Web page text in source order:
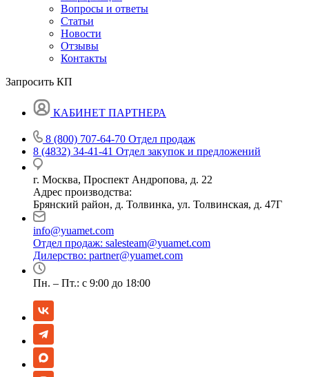
Вопросы и ответы
Статьи
Новости
Отзывы
Контакты
Запросить КП
КАБИНЕТ ПАРТНЕРА
8 (800) 707-64-70 Отдел продаж
8 (4832) 34-41-41 Отдел закупок и предложений
г. Москва, Проспект Андропова, д. 22
Адрес производства:
Брянский район, д. Толвинка, ул. Толвинская, д. 47Г
info@yuamet.com
Отдел продаж: salesteam@yuamet.com
Дилерство: partner@yuamet.com
Пн. – Пт.: с 9:00 до 18:00